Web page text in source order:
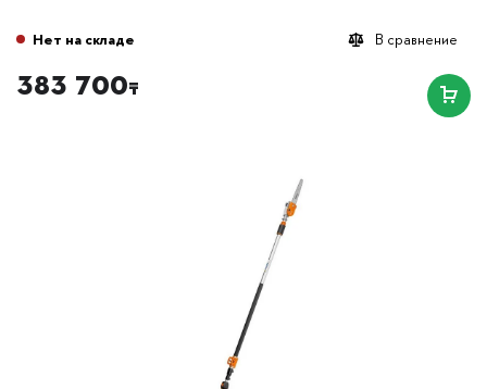
В сравнение
Нет на складе
383 700₸